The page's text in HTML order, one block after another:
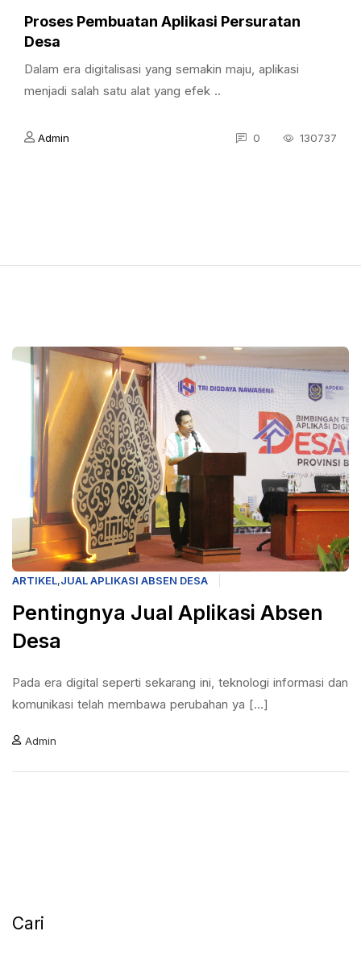
Proses Pembuatan Aplikasi Persuratan
Desa
Dalam era digitalisasi yang semakin maju, aplikasi
menjadi salah satu alat yang efek ..
Admin 0 130737
ARTIKEL,JUAL APLIKASI ABSEN DESA
Pentingnya Jual Aplikasi Absen
Desa
Pada era digital seperti sekarang ini, teknologi informasi dan
komunikasi telah membawa perubahan ya [...]
Admin
Cari